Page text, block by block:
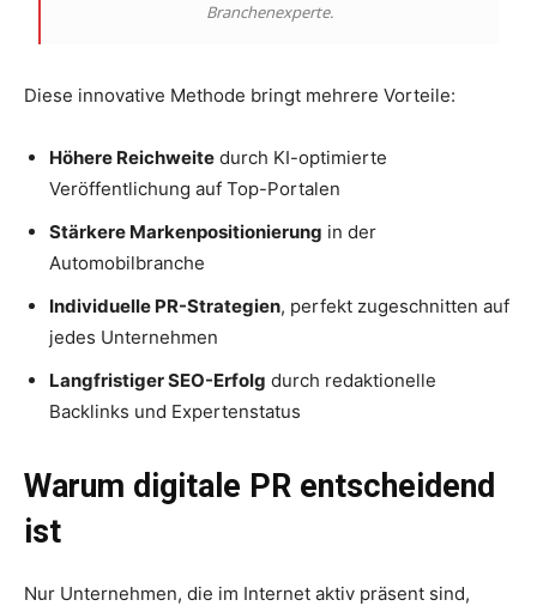
Branchenexperte.
Diese innovative Methode bringt mehrere Vorteile:
Höhere Reichweite durch KI-optimierte
Veröffentlichung auf Top-Portalen
Stärkere Markenpositionierung in der
Automobilbranche
Individuelle PR-Strategien, perfekt zugeschnitten auf
jedes Unternehmen
Langfristiger SEO-Erfolg durch redaktionelle
Backlinks und Expertenstatus
Warum digitale PR entscheidend
ist
Nur Unternehmen, die im Internet aktiv präsent sind,